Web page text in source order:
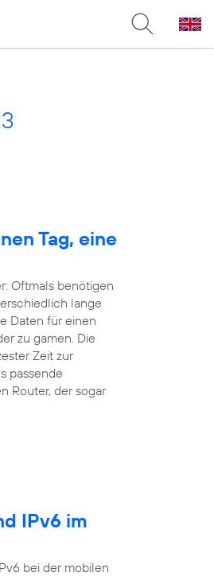
Tag, eine
Oftmals benötigen
lange
Daten für einen
zu gamen. Die
Zeit zur
passende
Router, der sogar
IPv6 im
bei der mobilen